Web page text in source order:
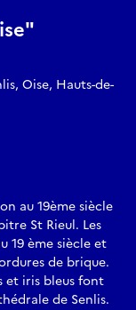
Oise, Hauts-de-
au 19ème siècle
St Rieul. Les
19 ème siècle et
de brique.
et iris bleus font
de Senlis.